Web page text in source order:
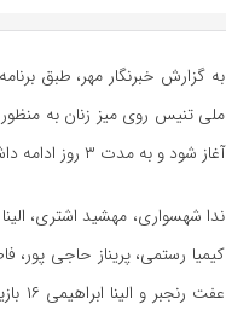
به گزارش خبرنگار مهر، طبق
آغاز شود و به مدت ۳ روز ادامه داشته باشد.
ندا شهسواری، مهشید اشتری،
کیمیا رستمی، پریناز حاجی پور،